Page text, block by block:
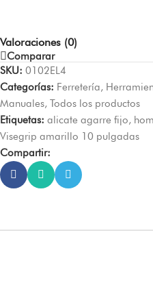
Valoraciones (0)
Comparar
SKU: 0102EL4
Categorías: Ferretería,
Manuales, Todos los productos
Etiquetas: alicate agarre fijo,
Visegrip amarillo 10 pulgadas
Compartir: